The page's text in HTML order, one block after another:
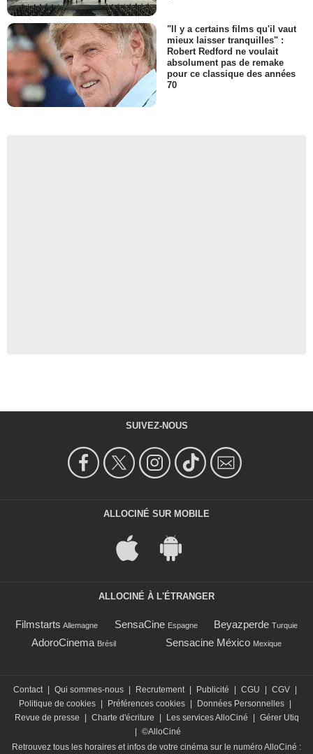
"Il y a certains films qu'il vaut
mieux laisser tranquilles" :
Robert Redford ne voulait
absolument pas de remake
pour ce classique des années
70
SUIVEZ-NOUS
ALLOCINÉ SUR MOBILE
ALLOCINÉ À L'ÉTRANGER
Filmstarts Allemagne SensaCine Espagne Beyazperde Turquie
AdoroCinema Brésil Sensacine México Mexique
Contact Qui sommes-nous Recrutement Publicité CGU CGV
Politique de cookies
Préférences cookies Données Personnelles
Revue de presse
Charte d'écriture Les services AlloCiné
Gérer Utiq
©AlloCiné
Retrouvez tous les horaires et infos de votre cinéma sur le numéro AlloCiné :